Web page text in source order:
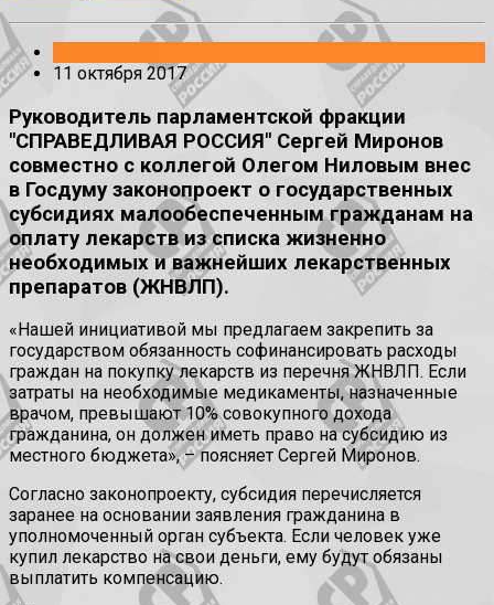
11 октября 2017
Руководитель парламентской фракции
"СПРАВЕДЛИВАЯ РОССИЯ" Сергей Миронов
совместно с коллегой Олегом Ниловым внес
в Госдуму законопроект о государственных
субсидиях малообеспеченным гражданам на
оплату лекарств из списка жизненно
необходимых и важнейших лекарственных
препаратов (ЖНВЛП).
«Нашей инициативой мы предлагаем закрепить за
государством обязанность софинансировать расходы
граждан на покупку лекарств из перечня ЖНВЛП. Если
затраты на необходимые медикаменты, назначенные
врачом, превышают 10% совокупного дохода
гражданина, он должен иметь право на субсидию из
местного бюджета», – поясняет Сергей Миронов.
Согласно законопроекту, субсидия перечисляется
заранее на основании заявления гражданина в
уполномоченный орган субъекта. Если человек уже
купил лекарство на свои деньги, ему будут обязаны
выплатить компенсацию.